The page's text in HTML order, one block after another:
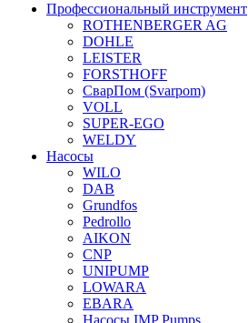
Профессиональный инструмент
ROTHENBERGER AG
DOHLE
LEISTER
FORSTHOFF
СварПом (Svarpom)
VOLL
SUPER-EGO
WELDY
Насосы
WILO
DAB
Grundfos
Pedrollo
AIKON
CNP
UNIPUMP
LOWARA
EBARA
Насосы IMP Pumps